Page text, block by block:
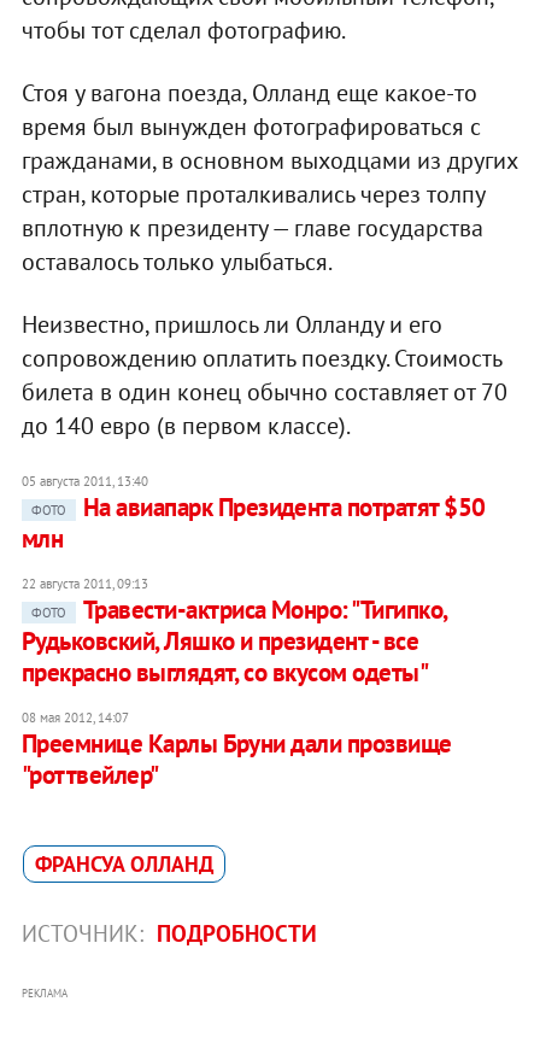
чтобы тот сделал фотографию.
Стоя у вагона поезда, Олланд еще какое-то
время был вынужден фотографироваться с
гражданами, в основном выходцами из других
стран, которые проталкивались через толпу
вплотную к президенту — главе государства
оставалось только улыбаться.
Неизвестно, пришлось ли Олланду и его
сопровождению оплатить поездку. Стоимость
билета в один конец обычно составляет от 70
до 140 евро (в первом классе).
05 августа 2011, 13:40
ФОТО
На авиапарк Президента потратят $50
млн
22 августа 2011, 09:13
ФОТО
Травести-актриса Монро: "Тигипко,
Рудьковский, Ляшко и президент - все
прекрасно выглядят, со вкусом одеты"
08 мая 2012, 14:07
Преемнице Карлы Бруни дали прозвище
"роттвейлер"
ФРАНСУА ОЛЛАНД
ИСТОЧНИК: ПОДРОБНОСТИ
РЕКЛАМА